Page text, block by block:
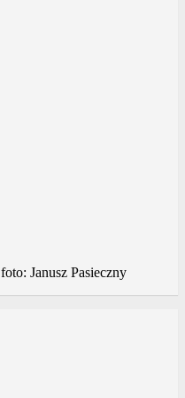
foto: Janusz Pasieczny